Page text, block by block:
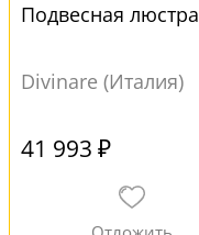
Подвесная
Divinare (Италия)
41 993 ₽